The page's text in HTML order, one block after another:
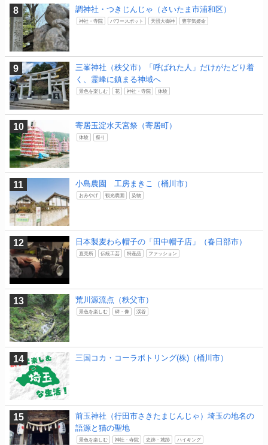
調神社・つきじんじゃ（さいたま市浦和区）
神社・寺院 パワースポット 天照大御神 豊宇気姫命
三峯神社（秩父市）「呼ばれた人」だけがたどり着
く、霊峰に鎮まる神域へ
景色を楽しむ 花 神社・寺院 体験
寄居玉淀水天宮祭（寄居町）
体験 祭り
小島農園 工房まきこ（桶川市）
おみやげ 観光農園 染物
日本製麦わら帽子の「田中帽子店」（春日部市）
直売所 伝統工芸 特産品 ファッション
荒川源流点（秩父市）
景色を楽しむ 碑・像 渓谷
三国コカ・コーラボトリング(株)（桶川市）
前玉神社（行田市さきたまじんじゃ）埼玉の地名の
語源と猫の聖地
景色を楽しむ 神社・寺院 史跡・城跡 ハイキング